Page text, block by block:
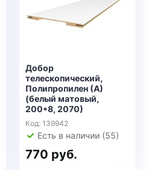
Добор
телескопический,
Полипропилен (А)
(белый матовый,
200*8, 2070)
Код: 139942
Есть в наличии (55)
770 руб.